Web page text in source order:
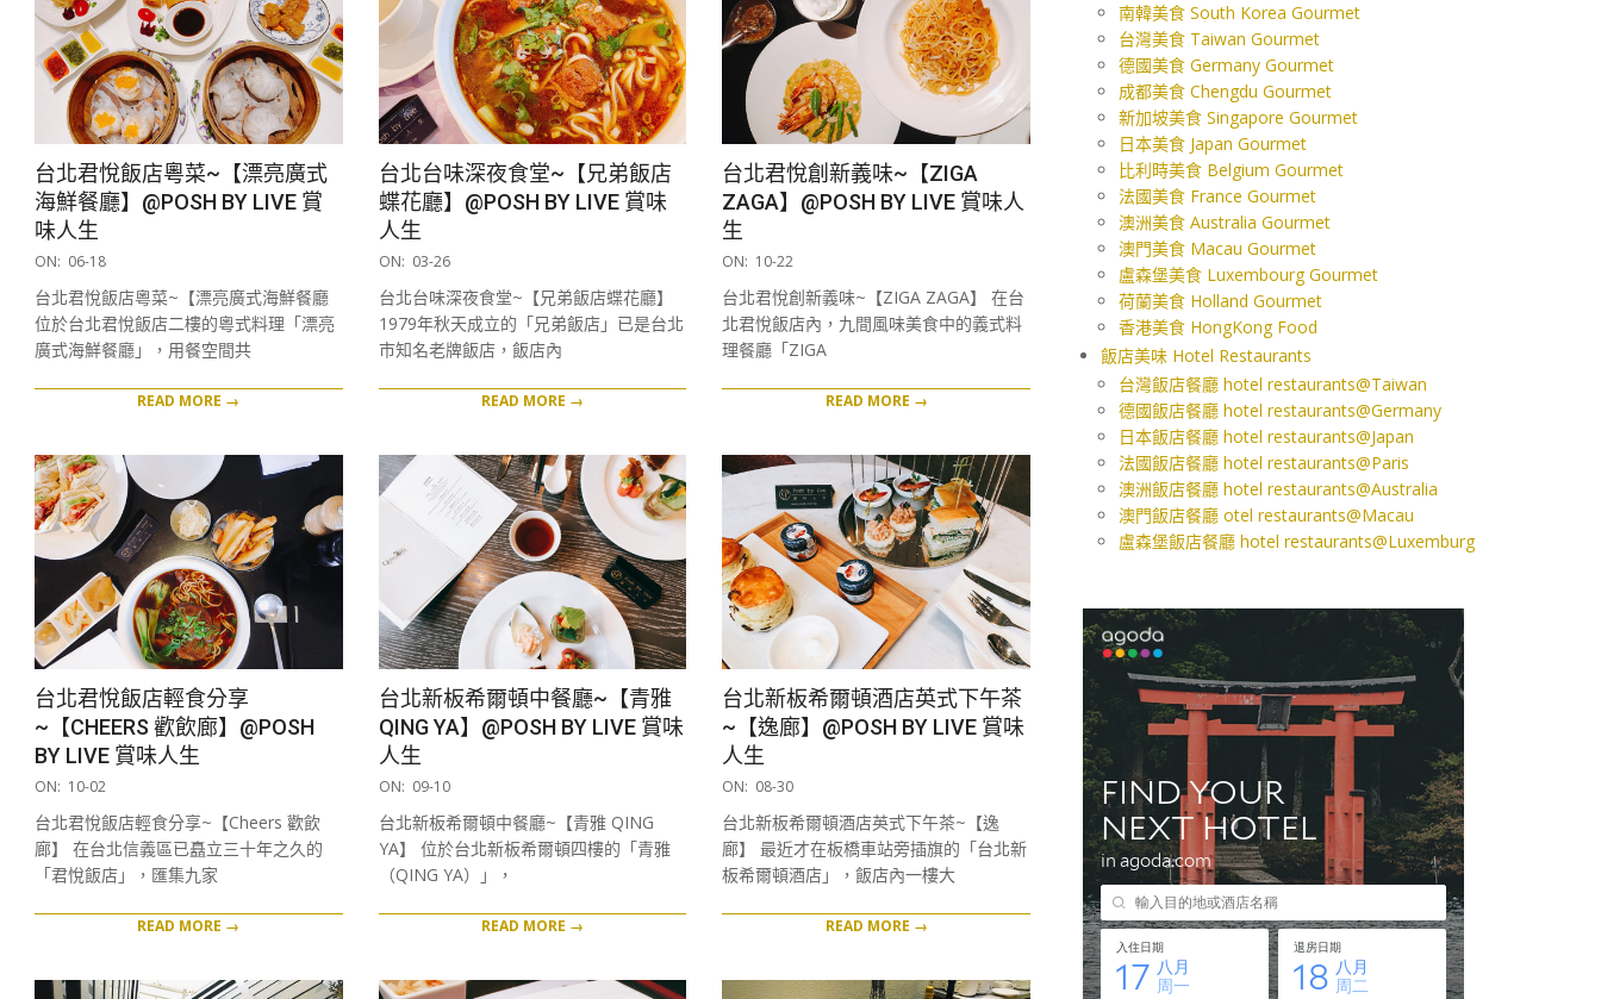
台北君悅飯店粵菜~【漂亮廣式
海鮮餐廳】@POSH BY LIVE 賞
味人生
2020-
18
ON: 06-18
台北君悅飯店粵菜~【漂亮廣式海鮮餐廳
位於台北君悅飯店二樓的粵式料理「漂亮
廣式海鮮餐廳」，用餐空間共
READ MORE →
台北台味深夜食堂~【兄弟飯店
蝶花廳】@POSH BY LIVE 賞味
人生
2020-
26
ON: 03-26
台北台味深夜食堂~【兄弟飯店蝶花廳】
1979年秋天成立的「兄弟飯店」已是台北
市知名老牌飯店，飯店內
READ MORE →
台北君悅創新義味~【ZIGA
ZAGA】@POSH BY LIVE 賞味人
生
2019-
22
ON: 10-22
台北君悅創新義味~【ZIGA ZAGA】 在台
北君悅飯店內，九間風味美食中的義式料
理餐廳「ZIGA
READ MORE →
台北君悅飯店輕食分享
~【CHEERS 歡飲廊】@POSH
BY LIVE 賞味人生
2019-
02
ON: 10-02
台北君悅飯店輕食分享~【Cheers 歡飲
廊】 在台北信義區已矗立三十年之久的
「君悅飯店」，匯集九家
READ MORE →
台北新板希爾頓中餐廳~【青雅
QING YA】@POSH BY LIVE 賞味
人生
2019-
10
ON: 09-10
台北新板希爾頓中餐廳~【青雅 QING
YA】 位於台北新板希爾頓四樓的「青雅
（QING YA）」，
READ MORE →
台北新板希爾頓酒店英式下午茶
~【逸廊】@POSH BY LIVE 賞味
人生
2019-
30
ON: 08-30
台北新板希爾頓酒店英式下午茶~【逸
廊】 最近才在板橋車站旁插旗的「台北新
板希爾頓酒店」，飯店內一樓大
READ MORE →
南韓美食 South Korea Gourmet
台灣美食 Taiwan Gourmet
德國美食 Germany Gourmet
成都美食 Chengdu Gourmet
新加坡美食 Singapore Gourmet
日本美食 Japan Gourmet
比利時美食 Belgium Gourmet
法國美食 France Gourmet
澳洲美食 Australia Gourmet
澳門美食 Macau Gourmet
盧森堡美食 Luxembourg Gourmet
荷蘭美食 Holland Gourmet
香港美食 HongKong Food
飯店美味 Hotel Restaurants
台灣飯店餐廳 hotel restaurants@Taiwan
德國飯店餐廳 hotel restaurants@Germany
日本飯店餐廳 hotel restaurants@Japan
法國飯店餐廳 hotel restaurants@Paris
澳洲飯店餐廳 hotel restaurants@Australia
澳門飯店餐廳 otel restaurants@Macau
盧森堡飯店餐廳 hotel restaurants@Luxemburg